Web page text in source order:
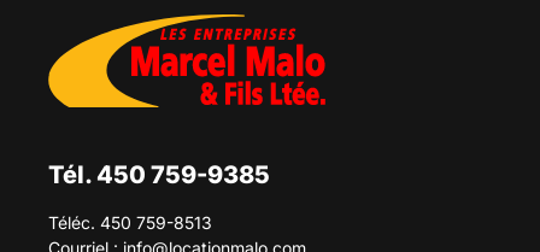
Tél. 450 759-9385
Téléc. 450 759-8513
Courriel : info@locationmalo.com